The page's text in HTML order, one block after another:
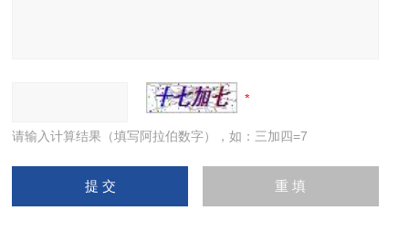
请输入计算结果（填写阿拉伯数字），如：三加四=7